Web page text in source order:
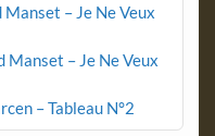
Manset – Je Ne Veux
Manset – Je Ne Veux
– Tableau N°2